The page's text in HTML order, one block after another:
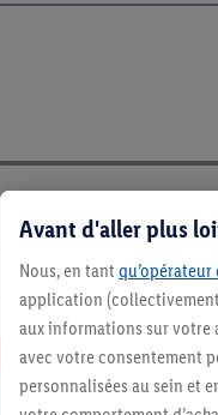
Avant d'aller plus
Nous, en tant
application
aux informations sur votre
avec votre consentement
personnalisées au sein et